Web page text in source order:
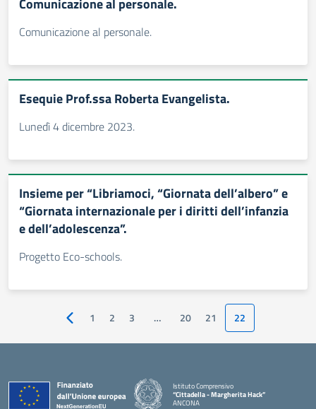
Comunicazione al personale.
Comunicazione al personale.
Esequie Prof.ssa Roberta Evangelista.
Lunedì 4 dicembre 2023.
Insieme per “Libriamoci, “Giornata dell’albero” e
“Giornata internazionale per i diritti dell’infanzia
e dell’adolescenza”.
Progetto Eco-schools.
Pagina precedente
1 2 3 … 20 21 22
Istituto Comprensivo
“Cittadella - Margherita Hack”
ANCONA